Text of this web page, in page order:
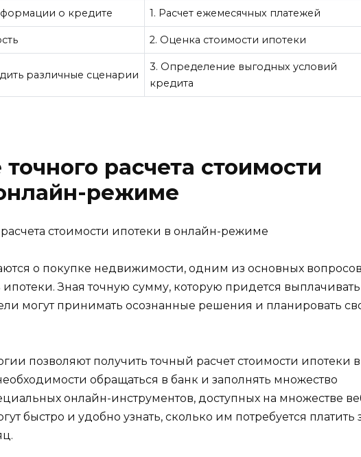
о кредите 1. Расчет ежемесячных платежей
2. Оценка стоимости ипотеки
различные сценарии
3. Определение выгодных условий
кредита
расчета стоимости
режиме
о покупке недвижимости, одним из основных вопросов
ипотеки. Зная точную сумму, которую придется выплачивать
могут принимать осознанные решения и планировать
позволяют получить точный расчет стоимости ипотеки в
обращаться в банк и заполнять множество
онлайн-инструментов, доступных на множестве
быстро и удобно узнать, сколько им потребуется платить